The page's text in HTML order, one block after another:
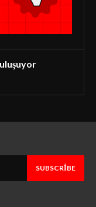
SUBSCRIBE